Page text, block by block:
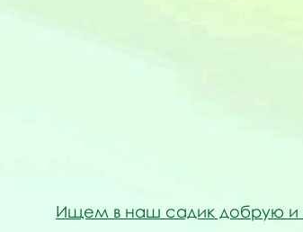
Ищем в наш садик добрую и